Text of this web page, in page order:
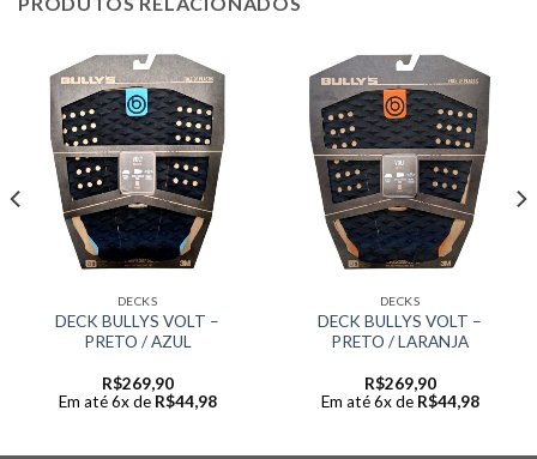
DECKS
DECK BULLYS VOLT –
PRETO / AZUL
R$269,90
Em até 6x de R$44,98
DECKS
DECK BULLYS VOLT –
PRETO / LARANJA
R$269,90
Em até 6x de R$44,98